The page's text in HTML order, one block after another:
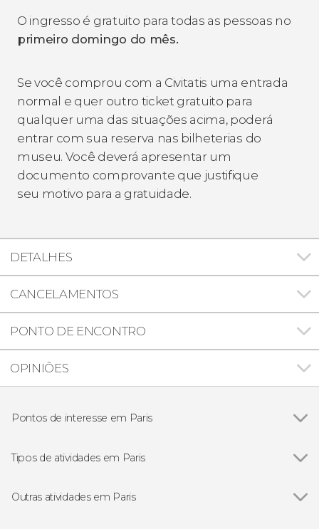
O ingresso é gratuito para todas as pessoas no
primeiro domingo do mês.
Se você comprou com a Civitatis uma entrada
normal e quer outro ticket gratuito para
qualquer uma das situações acima, poderá
entrar com sua reserva nas bilheterias do
museu. Você deverá apresentar um
documento comprovante que justifique
seu motivo para a gratuidade.
DETALHES
CANCELAMENTOS
PONTO DE ENCONTRO
OPINIÕES
Pontos de interesse em Paris
Museu do Louvre
Conciergerie
Tipos de atividades em Paris
Excursões de um dia saindo de Paris
Outras atividades em Paris